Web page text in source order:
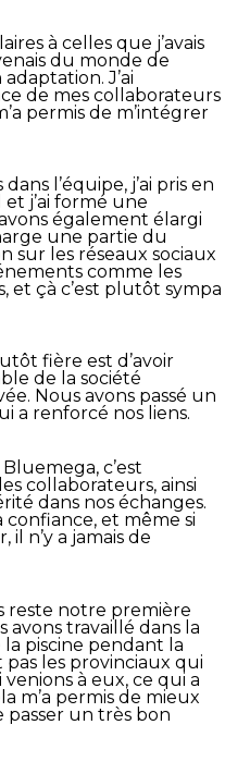
à celles que j’avais
du monde de
J’ai
de mes collaborateurs
permis de m’intégrer
l’équipe, j’ai pris en
et j’ai formé une
également élargi
une partie du
sur les réseaux sociaux
comme les
et çà c’est plutôt sympa
fière est d’avoir
de la société
Nous avons passé un
a renforcé nos liens.
c’est
collaborateurs, ainsi
dans nos échanges.
confiance, et même si
il n’y a jamais de
reste notre première
avons travaillé dans la
piscine pendant la
pas les provinciaux qui
à eux, ce qui a
m’a permis de mieux
un très bon